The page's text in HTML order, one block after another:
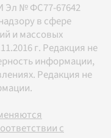
Эл № ФС77-67642
в сфере
и массовых
г. Редакция не
информации,
Редакция не
с